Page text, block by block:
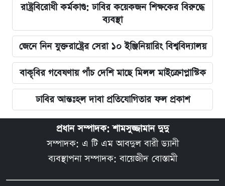
রাষ্ট্রবিরোধী কর্মকাণ্ড: ঢাবির কয়েকজন শিক্ষকের বিরুদ্ধে
ব্যবস্থা
জেনে নিন যুক্তরাষ্ট্রের সেরা ১০ ইঞ্জিনিয়ারিং বিশ্ববিদ্যালয়
বাকৃবির গবেষণায় পাঁচ দেশি মাছে মিলল মাইক্রোপ্লাস্টিক
ঢাবির আন্তঃহল দাবা প্রতিযোগিতার ফল প্রকাশ
প্রধান সম্পাদক: শামসুজ্জামান দুদু
সম্পাদক: এ টি এম আবদুল বারী ড্যানী
ব্যবস্থাপনা সম্পাদক: বায়েজীদ বোস্তামী